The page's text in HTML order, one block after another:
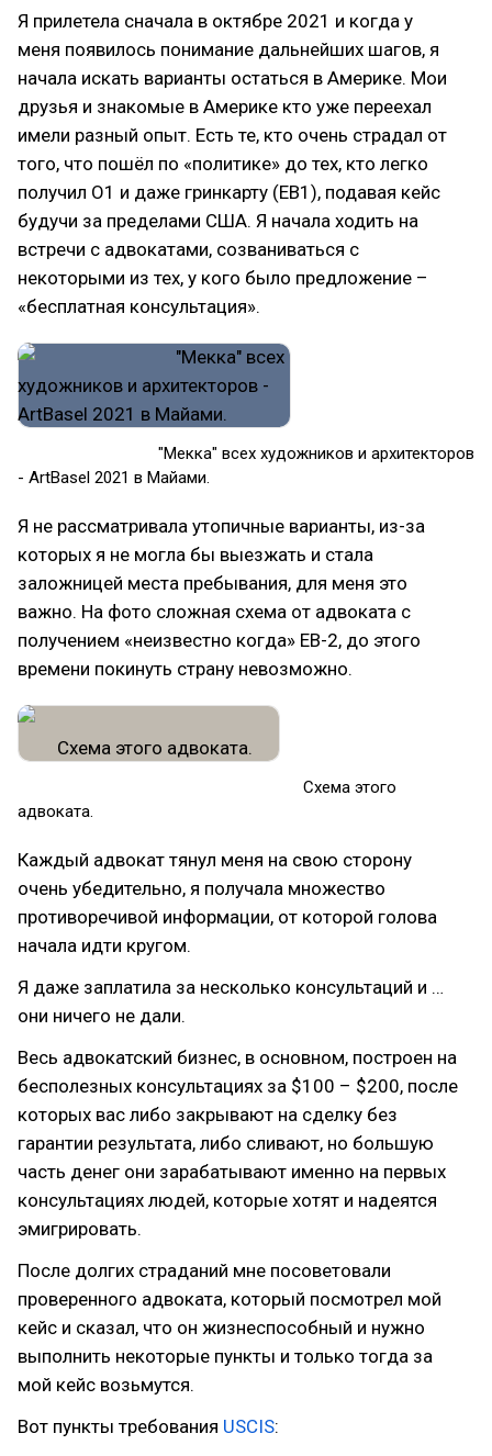
Я прилетела сначала в октябре 2021 и когда у
меня появилось понимание дальнейших шагов, я
начала искать варианты остаться в Америке. Мои
друзья и знакомые в Америке кто уже переехал
имели разный опыт. Есть те, кто очень страдал от
того, что пошёл по «политике» до тех, кто легко
получил О1 и даже гринкарту (EB1), подавая кейс
будучи за пределами США. Я начала ходить на
встречи с адвокатами, созваниваться с
некоторыми из тех, у кого было предложение –
«бесплатная консультация».
"Мекка" всех художников и архитекторов
- ArtBasel 2021 в Майами.
Я не рассматривала утопичные варианты, из-за
которых я не могла бы выезжать и стала
заложницей места пребывания, для меня это
важно. На фото сложная схема от адвоката с
получением «неизвестно когда» EB-2, до этого
времени покинуть страну невозможно.
Схема этого
адвоката.
Каждый адвокат тянул меня на свою сторону
очень убедительно, я получала множество
противоречивой информации, от которой голова
начала идти кругом.
Я даже заплатила за несколько консультаций и …
они ничего не дали.
Весь адвокатский бизнес, в основном, построен на
бесполезных консультациях за $100 – $200, после
которых вас либо закрывают на сделку без
гарантии результата, либо сливают, но большую
часть денег они зарабатывают именно на первых
консультациях людей, которые хотят и надеятся
эмигрировать.
После долгих страданий мне посоветовали
проверенного адвоката, который посмотрел мой
кейс и сказал, что он жизнеспособный и нужно
выполнить некоторые пункты и только тогда за
мой кейс возьмутся.
Вот пункты требования USCIS: